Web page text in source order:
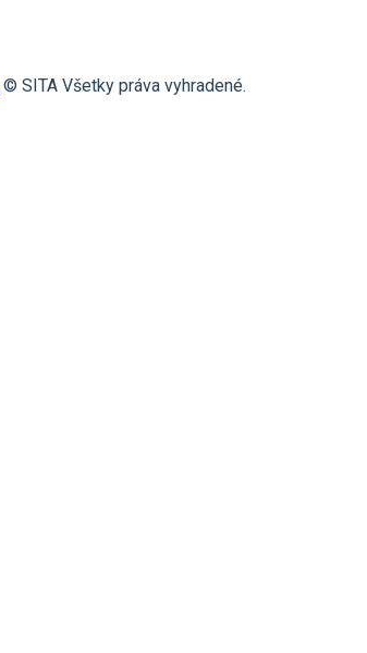
© SITA Všetky práva vyhradené.